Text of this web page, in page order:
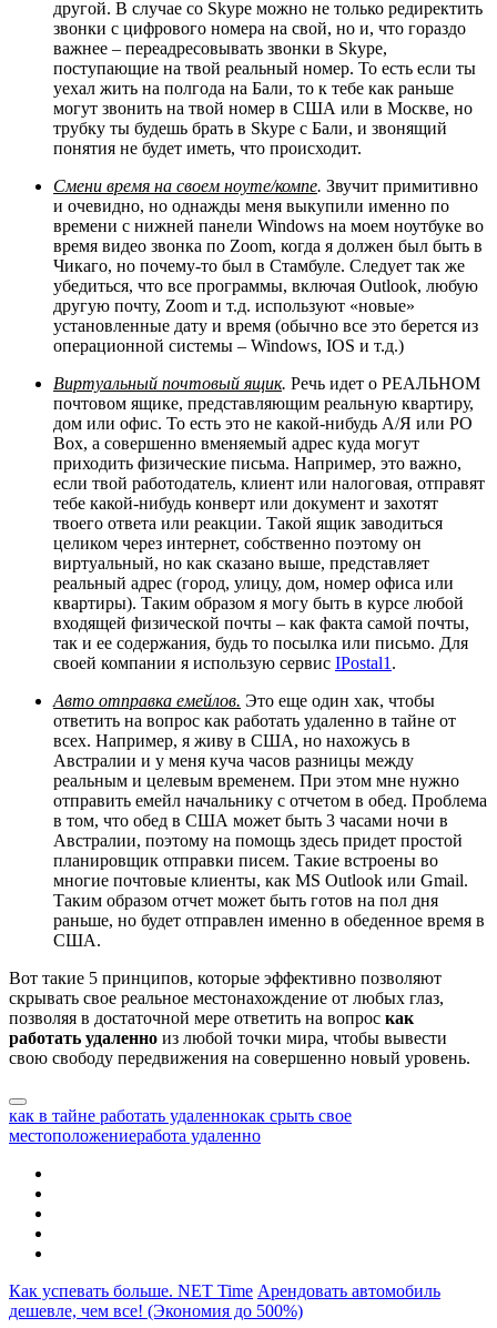
другой. В случае со Skype можно не только редиректить
звонки с цифрового номера на свой, но и, что гораздо
важнее – переадресовывать звонки в Skype,
поступающие на твой реальный номер. То есть если ты
уехал жить на полгода на Бали, то к тебе как раньше
могут звонить на твой номер в США или в Москве, но
трубку ты будешь брать в Skype с Бали, и звонящий
понятия не будет иметь, что происходит.
Смени время на своем ноуте/компе. Звучит примитивно
и очевидно, но однажды меня выкупили именно по
времени с нижней панели Windows на моем ноутбуке во
время видео звонка по Zoom, когда я должен был быть в
Чикаго, но почему-то был в Стамбуле. Следует так же
убедиться, что все программы, включая Outlook, любую
другую почту, Zoom и т.д. используют «новые»
установленные дату и время (обычно все это берется из
операционной системы – Windows, IOS и т.д.)
Виртуальный почтовый ящик. Речь идет о РЕАЛЬНОМ
почтовом ящике, представляющим реальную квартиру,
дом или офис. То есть это не какой-нибудь А/Я или PO
Box, а совершенно вменяемый адрес куда могут
приходить физические письма. Например, это важно,
если твой работодатель, клиент или налоговая, отправят
тебе какой-нибудь конверт или документ и захотят
твоего ответа или реакции. Такой ящик заводиться
целиком через интернет, собственно поэтому он
виртуальный, но как сказано выше, представляет
реальный адрес (город, улицу, дом, номер офиса или
квартиры). Таким образом я могу быть в курсе любой
входящей физической почты – как факта самой почты,
так и ее содержания, будь то посылка или письмо. Для
своей компании я использую сервис IPostal1 .
Авто отправка емейлов. Это еще один хак, чтобы
ответить на вопрос как работать удаленно в тайне от
всех. Например, я живу в США, но нахожусь в
Австралии и у меня куча часов разницы между
реальным и целевым временем. При этом мне нужно
отправить емейл начальнику с отчетом в обед. Проблема
в том, что обед в США может быть 3 часами ночи в
Австралии, поэтому на помощь здесь придет простой
планировщик отправки писем. Такие встроены во
многие почтовые клиенты, как MS Outlook или Gmail.
Таким образом отчет может быть готов на пол дня
раньше, но будет отправлен именно в обеденное время в
США.
Вот такие 5 принципов, которые эффективно позволяют
скрывать свое реальное местонахождение от любых глаз,
позволяя в достаточной мере ответить на вопрос как
работать удаленно из любой точки мира, чтобы вывести
свою свободу передвижения на совершенно новый уровень.
как в тайне работать удаленнокак срыть свое
местоположениеработа удаленно
Как успевать больше. NET Time Арендовать автомобиль
дешевле, чем все! (Экономия до 500%)